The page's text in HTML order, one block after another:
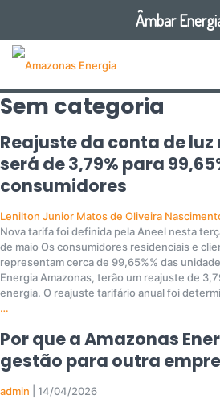
Sem categoria
Reajuste da conta de
será de 3,79% para
consumidores
Lenilton Junior Matos de Oliveira
Nova tarifa foi definida pela Aneel nesta
de maio Os consumidores residenciais e
representam cerca de 99,65%% das
Energia Amazonas, terão um reajuste de
energia. O reajuste tarifário anual foi
…
Por que a Amazonas
gestão para outra
admin
14/04/2026
Âmbar